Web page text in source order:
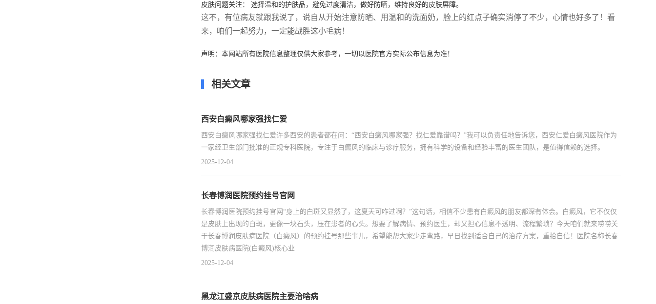
皮肤问题关注： 选择温和的护肤品，避免过度清洁，做好防晒，维持良好的皮肤屏障。
这不，有位病友就跟我说了，说自从开始注意防晒、用温和的洗面奶，脸上的红点子确实消停了不少，心情也好多了！看
来，咱们一起努力，一定能战胜这小毛病！
声明：本网站所有医院信息整理仅供大家参考，一切以医院官方实际公布信息为准！
相关文章
西安白癜风哪家强找仁爱
西安白癜风哪家强找仁爱许多西安的患者都在问：“西安白癜风哪家强？找仁爱靠谱吗？”我可以负责任地告诉您，西安仁爱白癜风医院作为
一家经卫生部门批准的正规专科医院，专注于白癜风的临床与诊疗服务，拥有科学的设备和经验丰富的医生团队，是值得信赖的选择。
2025-12-04
长春博润医院预约挂号官网
长春博润医院预约挂号官网“身上的白斑又显然了，这夏天可咋过啊？”这句话，相信不少患有白癜风的朋友都深有体会。白癜风，它不仅仅
是皮肤上出现的白斑，更像一块石头，压在患者的心头。想要了解病情、预约医生，却又担心信息不透明、流程繁琐？今天咱们就来唠唠关
于长春博润皮肤病医院（白癜风）的预约挂号那些事儿，希望能帮大家少走弯路，早日找到适合自己的治疗方案，重拾自信！医院名称长春
博润皮肤病医院(白癜风)核心业
2025-12-04
黑龙江盛京皮肤病医院主要治啥病